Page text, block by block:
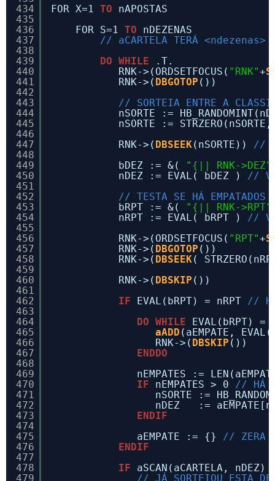
434
435
436
437
438
439
440
441
442
443
444
445
446
447
448
449
450
451
452
453
454
455
456
457
458
459
460
461
462
463
464
465
466
467
468
469
470
471
472
473
474
475
476
477
478
479
FOR X=1 TO
nAPOSTAS
FOR S=1 TO
nDEZENAS
// aCARTELA TERÁ <ndezenas>
DO WHILE
.T.
RNK->(ORDSETFOCUS( "RNK"+
RNK->( DBGOTOP ())
// SORTEIA ENTRE A
nSORTE :=
nSORTE :=
RNK->( DBSEEK(nSORTE)) //
bDEZ := &(
"{|| RNK->DEZ"
nDEZ := EVAL( bDEZ ) //
// TESTA SE HÁ EMPATADOS
bRPT := &(
"{|| RNK->RPT"
nRPT := EVAL( bRPT ) //
RNK->(ORDSETFOCUS( "RPT"+
RNK->( DBGOTOP ())
RNK->( DBSEEK(
RNK->( DBSKIP ())
IF
EVAL(bRPT) = nRPT // HÁ
DO WHILE
EVAL(bRPT) =
aADD (aEMPATE,
RNK->( DBSKIP ())
ENDDO
nEMPATES :=
IF
nEMPATES > 0 // HÁ
nSORTE :=
nDEZ   :=
ENDIF
aEMPATE := {} // ZERA
ENDIF
IF
aSCAN(aCARTELA, nDEZ)
// JÁ SORTEIOU ESTA